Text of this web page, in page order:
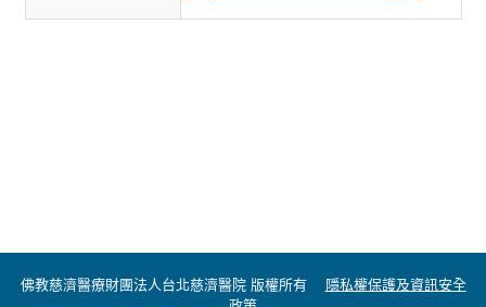
佛教慈濟醫療財團法人台北慈濟醫院 版權所有 隱私權保護及資訊安全